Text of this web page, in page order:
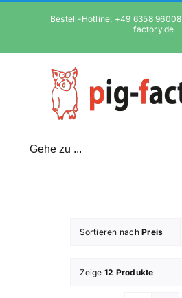
Bestell-Hotline: +49 6358 96008
factory.de
Gehe zu ...
Sortieren nachPreis
Zeige 12 Produkte